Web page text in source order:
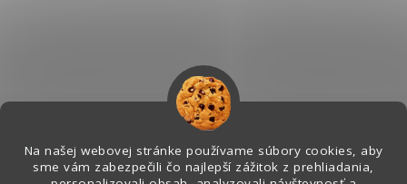
Na našej webovej stránke používame súbory cookies, aby
sme vám zabezpečili čo najlepší zážitok z prehliadania,